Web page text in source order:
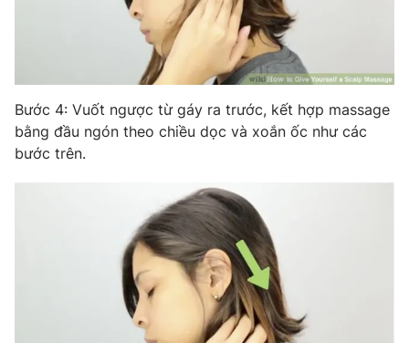
® Cấm sao chép dưới mọi hình thức nếu không có sự chấp
thuận bằng văn bản. Ghi rõ nguồn VTV.vn khi phát hành lại
thông tin từ website này.
Bước 4: Vuốt ngược từ gáy ra trước, kết hợp massage
bằng đầu ngón theo chiều dọc và xoắn ốc như các
bước trên.